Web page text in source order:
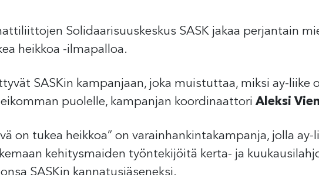
Solidaarisuuskeskus SASK jakaa perjantain
heikkoa -ilmapalloa.
SASKin kampanjaan, joka muistuttaa, miksi ay-liike
puolelle, kampanjan koordinaattoriAleksi
on tukea heikkoa” on varainhankintakampanja, jolla
kehitysmaiden työntekijöitä kerta- ja
SASKin kannatusjäseneksi.